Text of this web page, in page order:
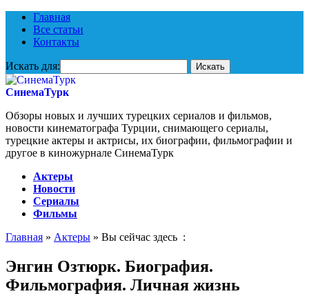
Главная
Все статьи
Контакты
Искать для:
СинемаТурк
Обзоры новых и лучших турецких сериалов и фильмов,
новости кинематографа Турции, снимающего сериалы,
турецкие актеры и актрисы, их биографии, фильмографии и
другое в киножурнале СинемаТурк
Актеры
Новости
Сериалы
Фильмы
Главная » Актеры » Вы сейчас здесь :
Энгин Озтюрк. Биография.
Фильмография. Личная жизнь